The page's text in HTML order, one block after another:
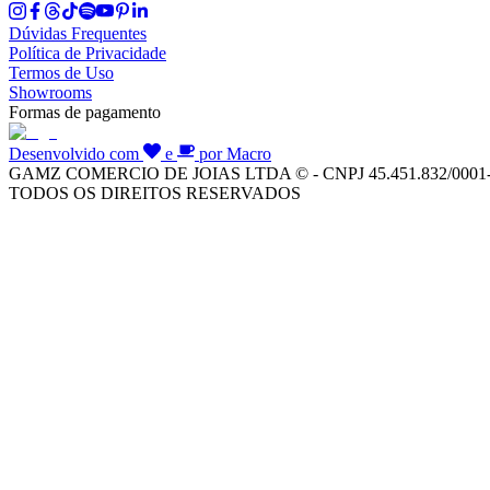
Dúvidas Frequentes
Política de Privacidade
Termos de Uso
Showrooms
Formas de pagamento
Desenvolvido com e
por Macro
GAMZ COMERCIO DE JOIAS LTDA © - CNPJ 45.451.832/
TODOS OS DIREITOS RESERVADOS